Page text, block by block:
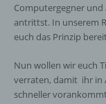
Computergegner und
antrittst. In unserem
euch das Prinzip
Nun wollen wir euch
verraten, damit ihr in
schneller